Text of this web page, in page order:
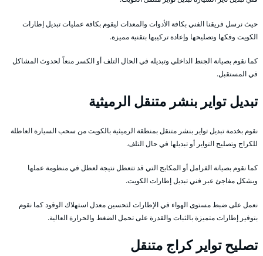
حيث نرسل فريقنا الفني بكافة الأدوات والمعدات ليقوم بكافة عمليات تبديل إطارات
الكويت وفكها وتصليحها وإعادة تركيبها بتقنية مميزة.
كما نقوم بصيانة الجنط الداخلي وتبديله في الحال التلف أو الكسر منعاً لحدوث المشاكل
في المستقبل.
تبديل تواير بنشر متنقل الرميثية
نقوم بخدمة تبديل تواير بنشر متنقل بمنطقة الرميثية بالكويت من سحب السيارة العاطلة
للكراج وتصليح التواير أو تبديلها في حال التلف.
كما نقوم بصيانة الفرامل أو المكابح التي قد تتعطل نتيجة لعطل في منظومة عملها
وبشكل مفاجئ عبر فني تبديل إطارات الكويت.
نعمل على ضبط مستوى الهواء في الإطارات لتحسين معدل استهلاك الوقود كما نقوم
بتوفير إطارات متميزة بالثبات والقدرة على تحمل الضغط والحرارة العالية.
تصليح تواير كراج متنقل